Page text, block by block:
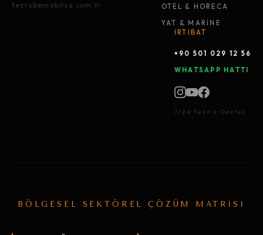
tecrubemobilya.com.tr
OTEL & HORECA
YAT & MARİNE
İRTİBAT
+90 501 029 12 56
WHATSAPP HATTI
7/24 Teknik Destek
BÖLGESEL SEKTÖREL ÇÖZÜM MATRİSİ